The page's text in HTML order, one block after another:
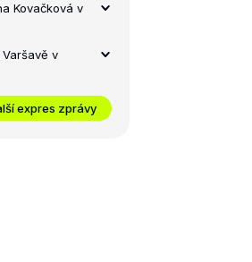
Kovačková v
v
expres zprávy